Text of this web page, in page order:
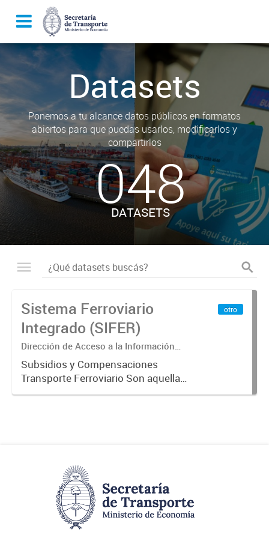
Datasets
Ponemos a tu alcance datos públicos en formatos
abiertos para que puedas usarlos, modificarlos y
compartirlos
048
DATASETS
Sistema Ferroviario
Integrado (SIFER)
Dirección de Acceso a la Información
Pública y Transparencia
Subsidios y Compensaciones
Transporte Ferroviario Son aquellas
transferencias realizadas por la
otro